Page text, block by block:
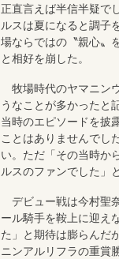
正直言えば半信半疑で
ルスは夏になると調子
場ならではの〝親心〟
と相好を崩した。
牧場時代のヤマニン
うなことが多かったと
当時のエピソードを披
ことはありませんでし
い。ただ「その当時か
ルスのファンでした」
デビュー戦は今村聖
ール騎手を鞍上に迎え
た」と期待は膨らんだ
ニンアルリフラの重賞